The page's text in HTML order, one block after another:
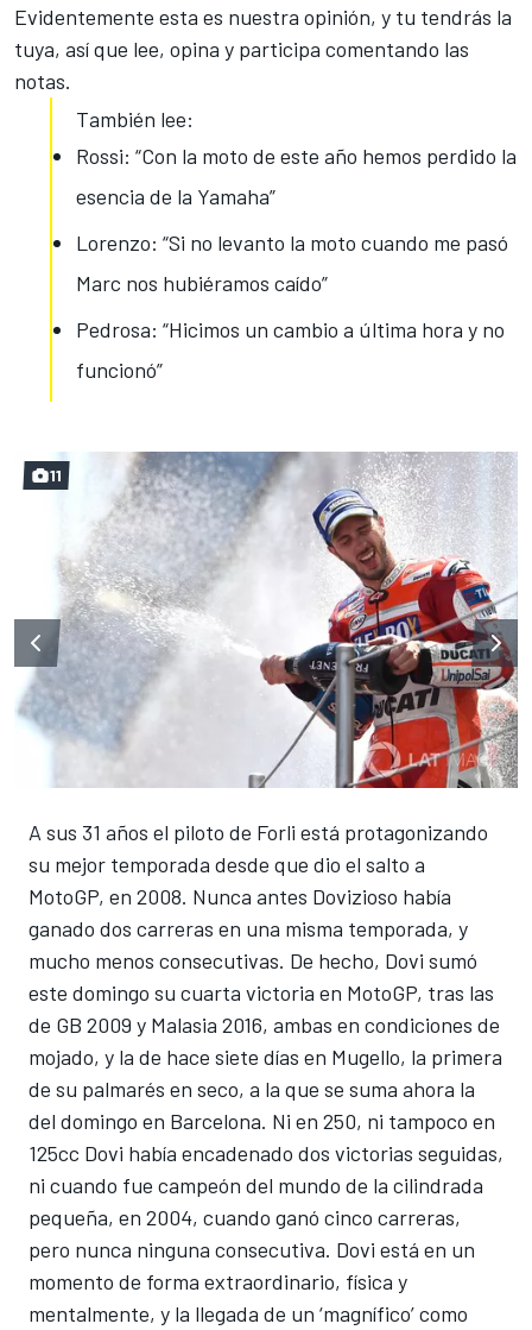
Evidentemente esta es nuestra opinión, y tu tendrás la
tuya, así que lee, opina y participa comentando las
notas.
También lee:
Rossi: “Con la moto de este año hemos perdido la
esencia de la Yamaha”
Lorenzo: “Si no levanto la moto cuando me pasó
Marc nos hubiéramos caído”
Pedrosa: “Hicimos un cambio a última hora y no
funcionó”
A sus 31 años el piloto de Forli está protagonizando
su mejor temporada desde que dio el salto a
MotoGP, en 2008. Nunca antes Dovizioso había
ganado dos carreras en una misma temporada, y
mucho menos consecutivas. De hecho, Dovi sumó
este domingo su cuarta victoria en MotoGP, tras las
de GB 2009 y Malasia 2016, ambas en condiciones de
mojado, y la de hace siete días en Mugello, la primera
de su palmarés en seco, a la que se suma ahora la
del domingo en Barcelona. Ni en 250, ni tampoco en
125cc Dovi había encadenado dos victorias seguidas,
ni cuando fue campeón del mundo de la cilindrada
pequeña, en 2004, cuando ganó cinco carreras,
pero nunca ninguna consecutiva. Dovi está en un
momento de forma extraordinario, física y
mentalmente, y la llegada de un ‘magnífico’ como
11